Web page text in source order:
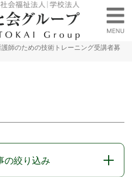
師のための技術トレーニング受講者募
の絞り込み